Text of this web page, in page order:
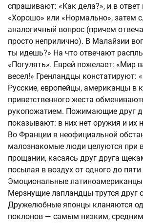
спрашивают: «Как дела?», и в
«Хорошо» или «Нормально», затем
аналогичный вопрос (причем
просто неприлично). В Малайзии
ты идешь?» На что отвечают
«Погулять». Еврей пожелает: «Мир
весел!» Гренландцы констатируют:
Русские, европейцы, американцы в
приветственного жеста
рукопожатием. Пожимающие друг
показывают: в них нет оружия и их
Во Франции в неофициальной
малознакомые люди целуются при
прощании, касаясь друг друга
посылая в воздух от одного до пяти
Эмоциональные
Мерзнущие лапландцы трутся друг
Дружелюбные японцы кланяются
поклонов — самым низким,